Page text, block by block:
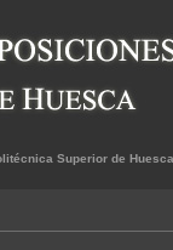
Superior de Huesca